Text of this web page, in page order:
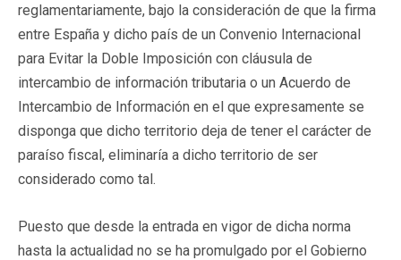
reglamentariamente, bajo la consideración de que la firma
entre España y dicho país de un Convenio Internacional
para Evitar la Doble Imposición con cláusula de
intercambio de información tributaria o un Acuerdo de
Intercambio de Información en el que expresamente se
disponga que dicho territorio deja de tener el carácter de
paraíso fiscal, eliminaría a dicho territorio de ser
considerado como tal.
Puesto que desde la entrada en vigor de dicha norma
hasta la actualidad no se ha promulgado por el Gobierno